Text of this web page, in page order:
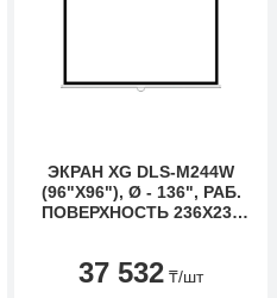
ЭКРАН XG DLS-M244W
(96"Х96"), Ø - 136", РАБ.
ПОВЕРХНОСТЬ 236Х236
37 532 ₸/шт